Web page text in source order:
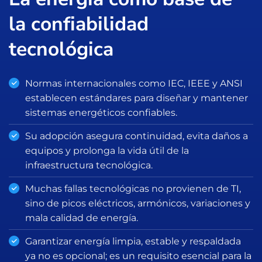
la confiabilidad
tecnológica
Normas internacionales como IEC, IEEE y ANSI
establecen estándares para diseñar y mantener
sistemas energéticos confiables.
Su adopción asegura continuidad, evita daños a
equipos y prolonga la vida útil de la
infraestructura tecnológica.
Muchas fallas tecnológicas no provienen de TI,
sino de picos eléctricos, armónicos, variaciones y
mala calidad de energía.
Garantizar energía limpia, estable y respaldada
ya no es opcional; es un requisito esencial para la